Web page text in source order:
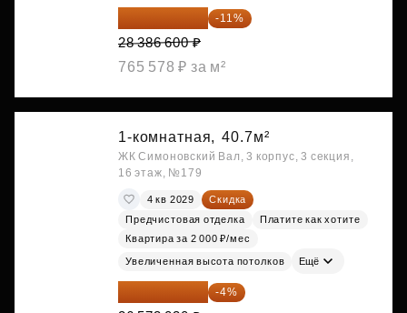
25 264 074 ₽ -11%
28 386 600 ₽
765 578 ₽ за м²
1-комнатная, 40.7м²
ЖК Симоновский Вал, 3 корпус, 3 секция,
16 этаж, №179
4 кв 2029
Скидка
Предчистовая отделка
Платите как хотите
Квартира за 2 000 ₽/мес
Увеличенная высота потолков Ещё
25 510 109 ₽ -4%